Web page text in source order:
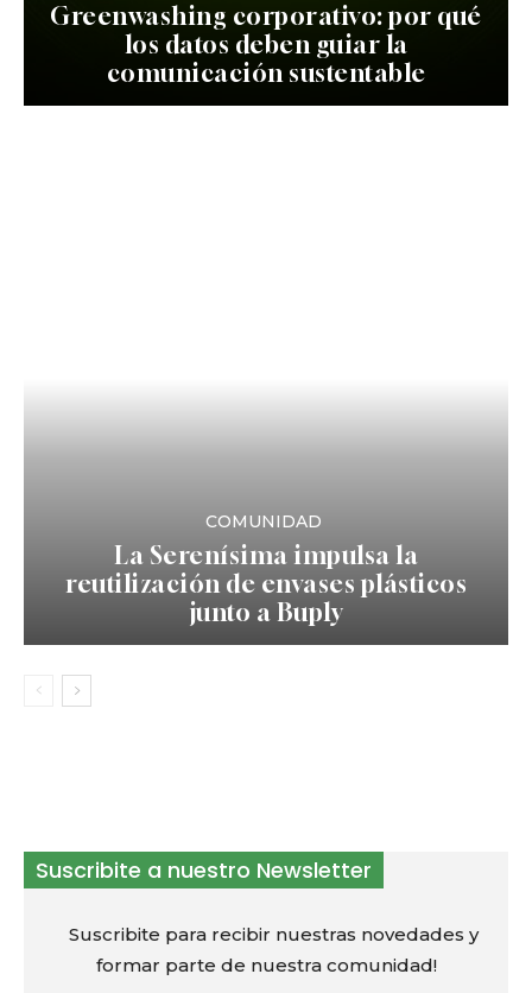
Greenwashing corporativo: por qué
los datos deben guiar la
comunicación sustentable
COMUNIDAD
La Serenísima impulsa la
reutilización de envases plásticos
junto a Buply
Suscribite a nuestro Newsletter
Suscribite para recibir nuestras novedades y
formar parte de nuestra comunidad!